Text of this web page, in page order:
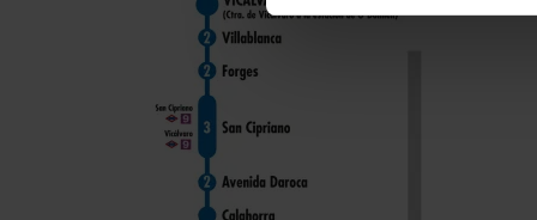
mostrarte publicidad y